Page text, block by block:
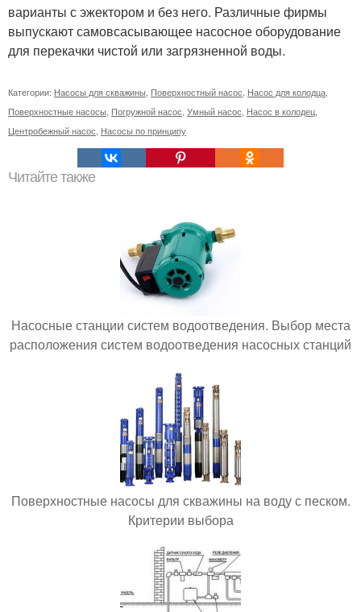
варианты с эжектором и без него. Различные фирмы
выпускают самовсасывающее насосное оборудование
для перекачки чистой или загрязненной воды.
Категории: Насосы для скважины Поверхностный насос Насос для колодца
Поверхностные насосы Погружной насос Умный насос Насос в колодец
Центробежный насос Насосы по принципу
Читайте также
Насосные станции систем водоотведения. Выбор места
расположения систем водоотведения насосных станций
Поверхностные насосы для скважины на воду с песком.
Критерии выбора